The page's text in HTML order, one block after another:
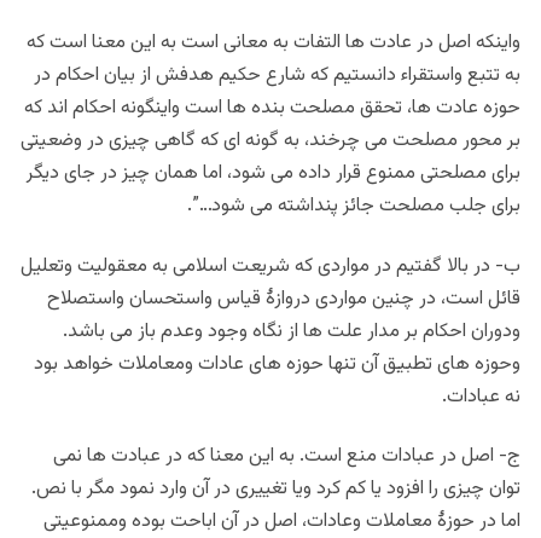
واینکه اصل در عادت ها التفات به معانی است به این معنا است که
به تتبع واستقراء دانستیم که شارع حکیم هدفش از بیان احکام در
حوزه عادت ها، تحقق مصلحت بنده ها است واینگونه احکام اند که
بر محور مصلحت می چرخند، به گونه ای که گاهی چیزی در وضعیتی
برای مصلحتی ممنوع قرار داده می شود، اما همان چیز در جای دیگر
برای جلب مصلحت جائز پنداشته می شود…”.
ب- در بالا گفتیم در مواردی که شریعت اسلامی به معقولیت وتعلیل
قائل است، در چنین مواردی دروازۀ قیاس واستحسان واستصلاح
ودوران احکام بر مدار علت ها از نگاه وجود وعدم باز می باشد.
وحوزه های تطبیق آن تنها حوزه های عادات ومعاملات خواهد بود
نه عبادات.
ج- اصل در عبادات منع است. به این معنا که در عبادت ها نمی
توان چیزی را افزود یا کم کرد ویا تغییری در آن وارد نمود مگر با نص.
اما در حوزۀ معاملات وعادات، اصل در آن اباحت بوده وممنوعیتی